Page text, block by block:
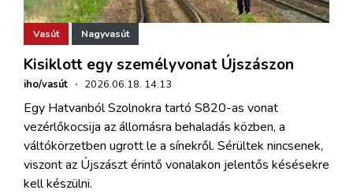
Vasút Nagyvasút
Kisiklott egy személyvonat Újszászon
iho/vasút · 2026.06.18. 14:13
Egy Hatvanból Szolnokra tartó S820-as vonat
vezérlőkocsija az állomásra behaladás közben, a
váltókörzetben ugrott le a sínekről. Sérültek nincsenek,
viszont az Újszászt érintő vonalakon jelentős késésekre
kell készülni.